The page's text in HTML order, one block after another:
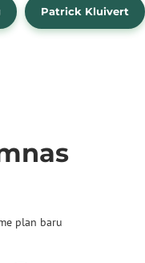
Patrick Kluivert
plan baru